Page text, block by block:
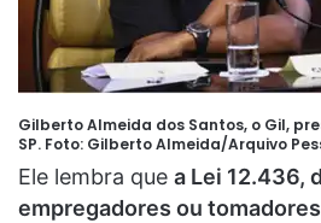
Gilberto Almeida dos Santos, o Gil,
SP. Foto: Gilberto Almeida/Arquivo
Ele lembra que a Lei 12.436,
empregadores ou